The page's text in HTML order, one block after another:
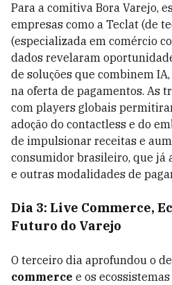
Para a comitiva Bora Varejo,
empresas como a Teclat (de
(especializada em comércio
dados revelaram
de soluções que combinem
na oferta de pagamentos. As
com players globais
adoção do contactless e do
de impulsionar receitas e
consumidor brasileiro, que já
e outras modalidades de
Dia 3: Live Commerce,
Futuro do Varejo
O terceiro dia aprofundou o
commerce e os